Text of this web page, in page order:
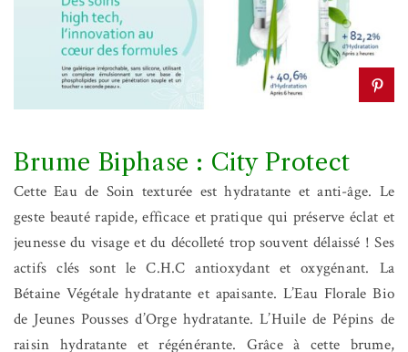
Brume Biphase : City Protect
Cette Eau de Soin texturée est hydratante et anti-âge. Le
geste beauté rapide, efficace et pratique qui préserve éclat et
jeunesse du visage et du décolleté trop souvent délaissé ! Ses
actifs clés sont le C.H.C antioxydant et oxygénant. La
Bétaine Végétale hydratante et apaisante. L’Eau Florale Bio
de Jeunes Pousses d’Orge hydratante. L’Huile de Pépins de
raisin hydratante et régénérante. Grâce à cette brume,